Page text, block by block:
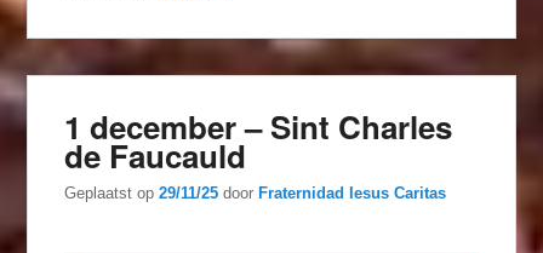
1 december – Sint Charles
de Faucauld
Geplaatst op29/11/25 door Fraternidad Iesus Caritas